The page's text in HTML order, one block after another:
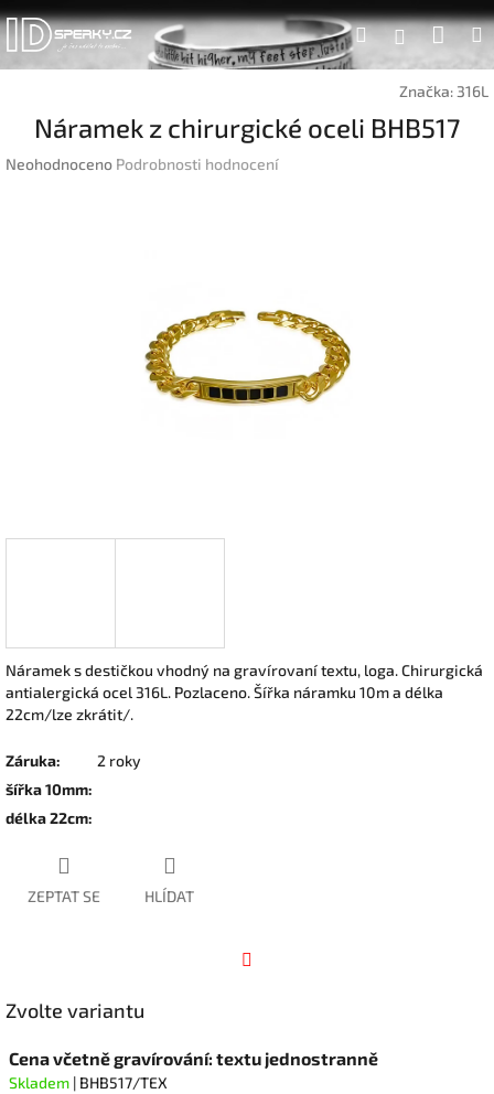
Přejít
na
obsah
Hledat
Značka: 316L
Náramek z chirurgické oceli BHB517
Průměrné
Neohodnoceno Podrobnosti hodnocení
Náramek s destičkou vhodný na gravírovaní textu, loga. Chirurgická
antialergická ocel 316L. Pozlaceno. Šířka náramku 10m a délka
22cm/lze zkrátit/.
Záruka:
2 roky
šířka 10mm:
délka 22cm:
ZEPTAT SE HLÍDAT
Zvolte variantu
Cena včetně gravírování: textu jednostranně
Skladem | BHB517/TEX